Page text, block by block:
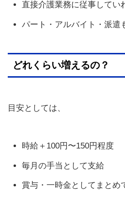
直接介護業務に従事してい
パート・アルバイト・派遣
どれくらい増えるの？
目安としては、
時給＋100円〜150円程度
毎月の手当として支給
賞与・一時金としてまとめ